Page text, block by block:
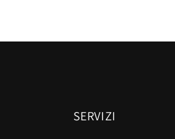
SERVIZI